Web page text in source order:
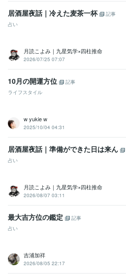
居酒屋夜話｜冷えた麦茶一杯
記事
占い
月読こよみ｜九星気学×四柱推命
2026/07/25 07:07
10月の開運方位
記事
ライフスタイル
w yukie w
2025/10/04 04:31
居酒屋夜話｜準備ができた日は来ん
占い
月読こよみ｜九星気学×四柱推命
2026/08/07 03:11
最大吉方位の鑑定
記事
占い
吉浦加祥
2026/08/05 22:17